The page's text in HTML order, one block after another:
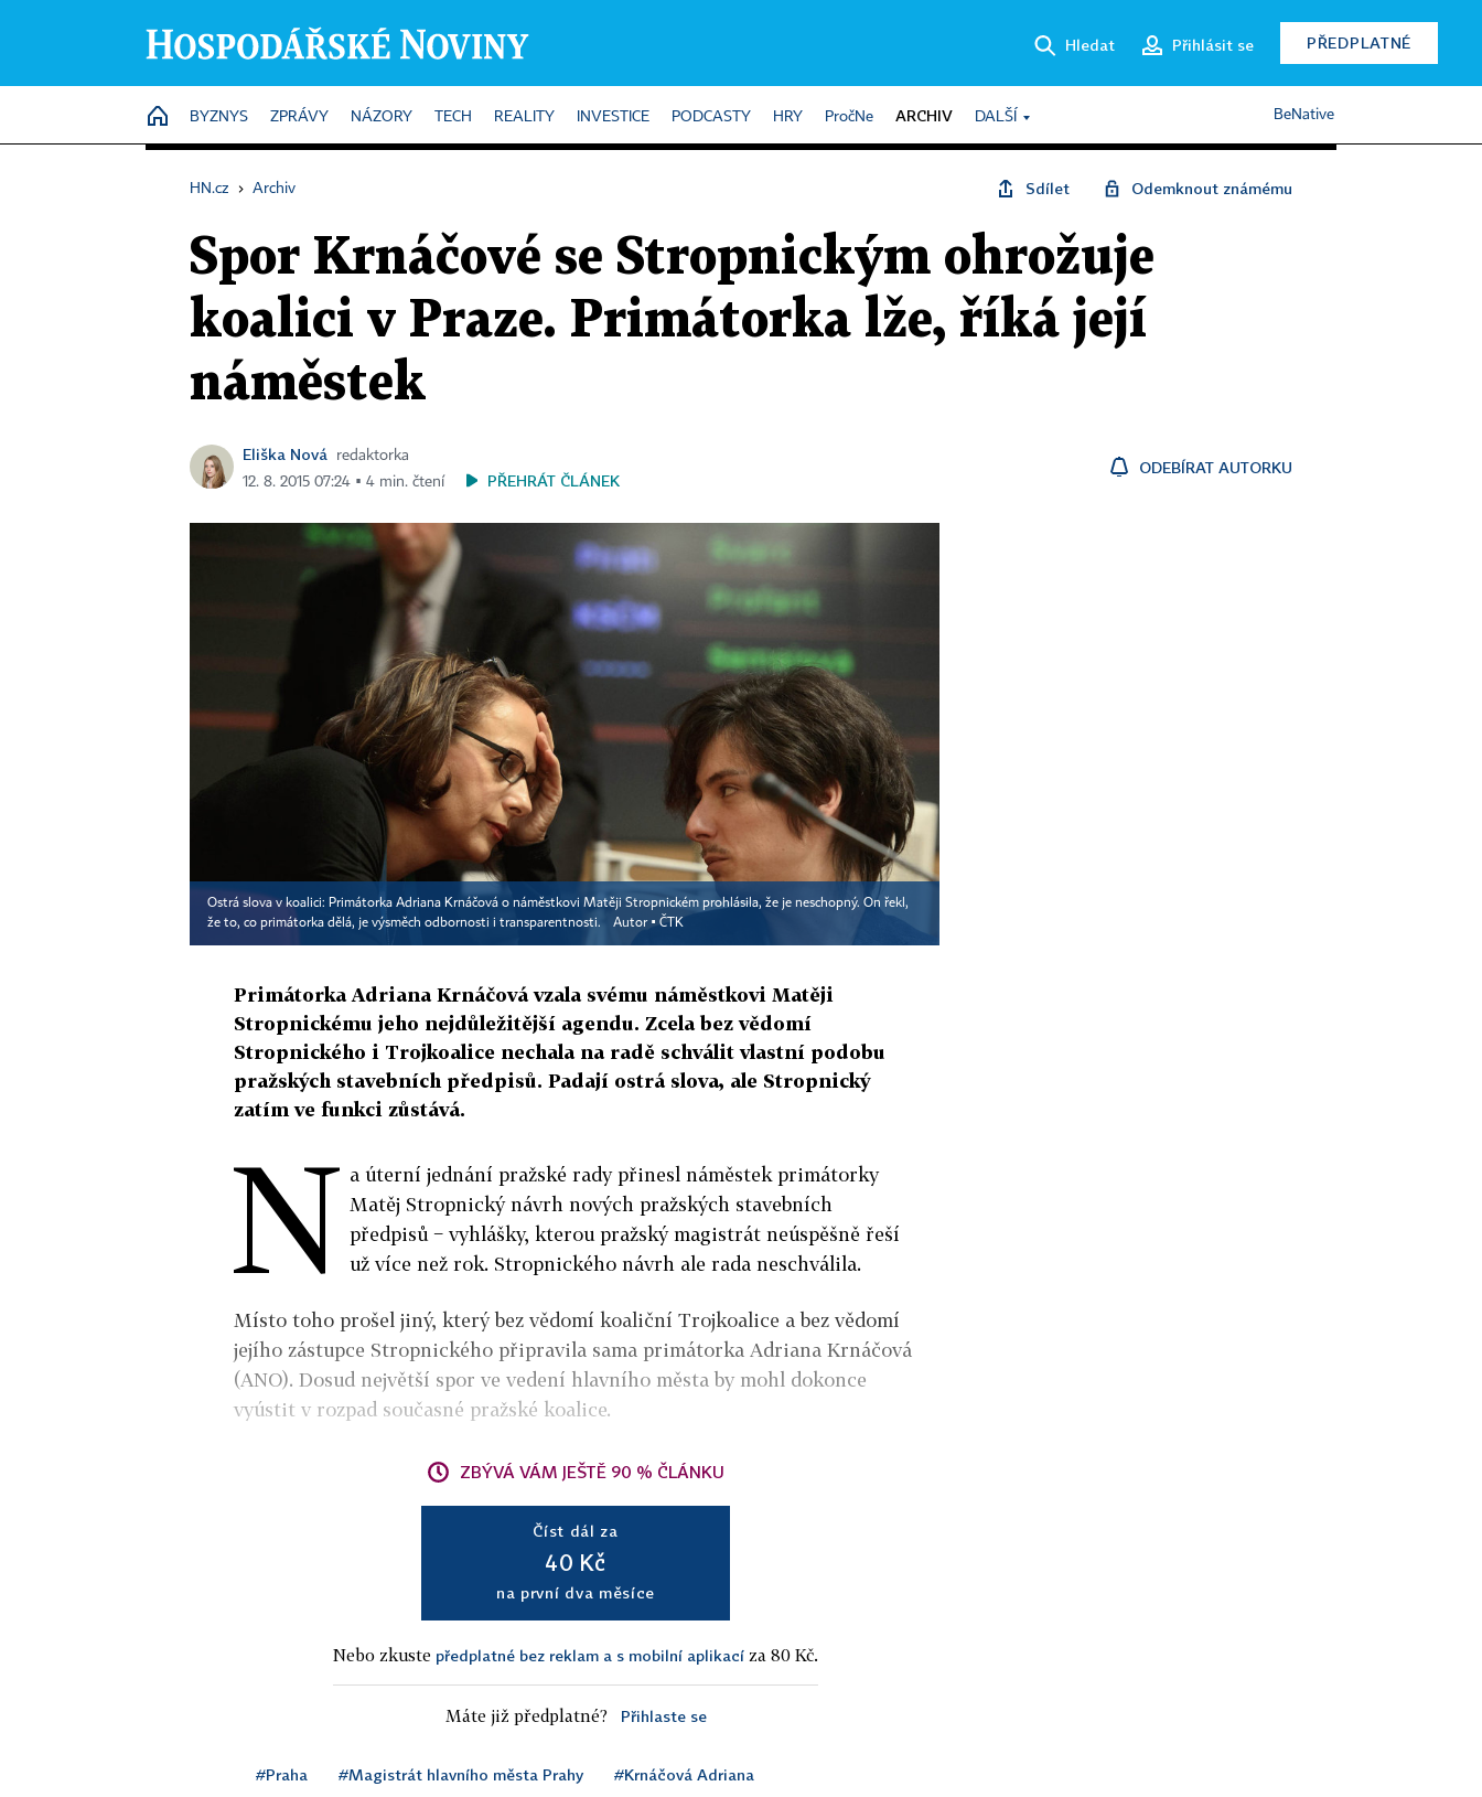
Hledat Přihlásit se PŘEDPLATNÉ
HOME
BYZNYS ZPRÁVY NÁZORY TECH REALITY INVESTICE PODCASTY HRY PročNe ARCHIV DALŠÍ BeNative
HN.cz › Archiv Sdílet Odemknout známému
Spor Krnáčové se Stropnickým ohrožuje
koalici v Praze. Primátorka lže, říká její
náměstek
Eliška Nová
redaktorka
12. 8. 2015 07:24 ▪ 4 min. čtení
PŘEHRÁT ČLÁNEK
ODEBÍRAT AUTORKU
Ostrá slova v koalici: Primátorka Adriana Krnáčová o náměstkovi Matěji Stropnickém prohlásila, že je neschopný. On řekl,
že to, co primátorka dělá, je výsměch odbornosti i transparentnosti.
Autor ▪ ČTK
Primátorka Adriana Krnáčová vzala svému náměstkovi Matěji
Stropnickému jeho nejdůležitější agendu. Zcela bez vědomí
Stropnického i Trojkoalice nechala na radě schválit vlastní podobu
pražských stavebních předpisů. Padají ostrá slova, ale Stropnický
zatím ve funkci zůstává.
N a úterní jednání pražské rady přinesl náměstek primátorky
Matěj Stropnický návrh nových pražských stavebních
předpisů − vyhlášky, kterou pražský magistrát neúspěšně řeší
už více než rok. Stropnického návrh ale rada neschválila.
Místo toho prošel jiný, který bez vědomí koaliční Trojkoalice a bez vědomí
jejího zástupce Stropnického připravila sama primátorka Adriana Krnáčová
(ANO). Dosud největší spor ve vedení hlavního města by mohl dokonce
vyústit v rozpad současné pražské koalice.
ZBÝVÁ VÁM JEŠTĚ 90 % ČLÁNKU
Číst dál za
40 Kč
na první dva měsíce
Nebo zkuste předplatné bez reklam a s mobilní aplikací za 80 Kč.
Máte již předplatné? Přihlaste se
#Praha #Magistrát hlavního města Prahy #Krnáčová Adriana